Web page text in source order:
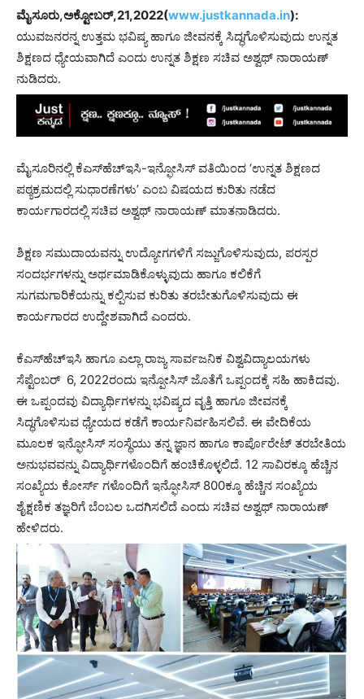
ಮೈಸೂರು,ಅಕ್ಟೋಬರ್,21,2022(www.justkannada.in):
ಯುವಜನರನ್ನ ಉತ್ತಮ ಭವಿಷ್ಯ ಹಾಗೂ ಜೀವನಕ್ಕೆ ಸಿದ್ಧಗೊಳಿಸುವುದು ಉನ್ನತ
ಶಿಕ್ಷಣದ ಧ್ಯೇಯವಾಗಿದೆ ಎಂದು ಉನ್ನತ ಶಿಕ್ಷಣ ಸಚಿವ ಅಶ್ವಥ್ ನಾರಾಯಣ್
ನುಡಿದರು.
ಮೈಸೂರಿನಲ್ಲಿ ಕೆಎಸ್‌ಹೆಚ್‌ಇಸಿ-ಇನ್ಫೋಸಿಸ್ ವತಿಯಿಂದ ‘ಉನ್ನತ ಶಿಕ್ಷಣದ
ಪಠ್ಯಕ್ರಮದಲ್ಲಿ ಸುಧಾರಣೆಗಳು’ ಎಂಬ ವಿಷಯದ ಕುರಿತು ನಡೆದ
ಕಾರ್ಯಗಾರದಲ್ಲಿ ಸಚಿವ ಅಶ್ವಥ್ ನಾರಾಯಣ್ ಮಾತನಾಡಿದರು.
ಶಿಕ್ಷಣ ಸಮುದಾಯವನ್ನು ಉದ್ಯೋಗಗಳಿಗೆ ಸಜ್ಜುಗೊಳಿಸುವುದು, ಪರಸ್ಪರ
ಸಂದರ್ಭಗಳನ್ನು ಅರ್ಥಮಾಡಿಕೊಳ್ಳುವುದು ಹಾಗೂ ಕಲಿಕೆಗೆ
ಸುಗಮಗಾರಿಕೆಯನ್ನು ಕಲ್ಪಿಸುವ ಕುರಿತು ತರಬೇತುಗೊಳಿಸುವುದು ಈ
ಕಾರ್ಯಗಾರದ ಉದ್ದೇಶವಾಗಿದೆ ಎಂದರು.
ಕೆಎಸ್‌ಹೆಚ್‌ಇಸಿ ಹಾಗೂ ಎಲ್ಲಾ ರಾಜ್ಯ ಸಾರ್ವಜನಿಕ ವಿಶ್ವವಿದ್ಯಾಲಯಗಳು
ಸೆಪ್ಟೆಂಬರ್ 6, 2022ರಂದು ಇನ್ಪೋಸಿಸ್ ಜೊತೆಗೆ ಒಪ್ಪಂದಕ್ಕೆ ಸಹಿ ಹಾಕಿದವು.
ಈ ಒಪ್ಪಂದವು ವಿದ್ಯಾರ್ಥಿಗಳನ್ನು ಭವಿಷ್ಯದ ವೃತ್ತಿ ಹಾಗೂ ಜೀವನಕ್ಕೆ
ಸಿದ್ಧಗೊಳಿಸುವ ಧ್ಯೇಯದ ಕಡೆಗೆ ಕಾರ್ಯನಿರ್ವಹಿಸಲಿವೆ. ಈ ವೇದಿಕೆಯ
ಮೂಲಕ ಇನ್ಫೋಸಿಸ್ ಸಂಸ್ಥೆಯು ತನ್ನ ಜ್ಞಾನ ಹಾಗೂ ಕಾರ್ಪೊರೇಟ್ ತರಬೇತಿಯ
ಅನುಭವವನ್ನು ವಿದ್ಯಾರ್ಥಿಗಳೊಂದಿಗೆ ಹಂಚಿಕೊಳ್ಳಲಿದೆ. 12 ಸಾವಿರಕ್ಕೂ ಹೆಚ್ಚಿನ
ಸಂಖ್ಯೆಯ ಕೋರ್ಸ್ ಗಳೊಂದಿಗೆ ಇನ್ಫೋಸಿಸ್ 800ಕ್ಕೂ ಹೆಚ್ಚಿನ ಸಂಖ್ಯೆಯ
ಶೈಕ್ಷಣಿಕ ತಜ್ಞರಿಗೆ ಬೆಂಬಲ ಒದಗಿಸಲಿದೆ ಎಂದು ಸಚಿವ ಅಶ್ವಥ್ ನಾರಾಯಣ್
ಹೇಳಿದರು.